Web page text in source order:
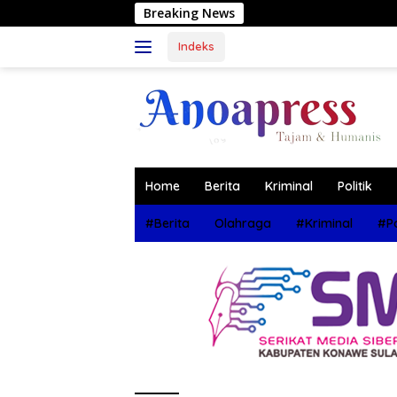
ke
Breaking News
Indeks
Home Berita Kriminal Politik
#Berita Olahraga #Kriminal